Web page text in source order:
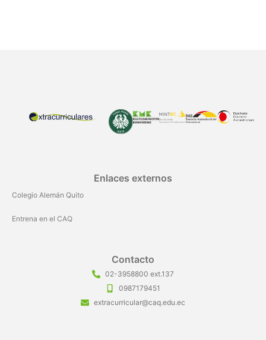
Enlaces externos
Colegio Alemán Quito
Entrena en el CAQ
Contacto
02-3958800 ext.137
0987179451
extracurricular@caq.edu.ec